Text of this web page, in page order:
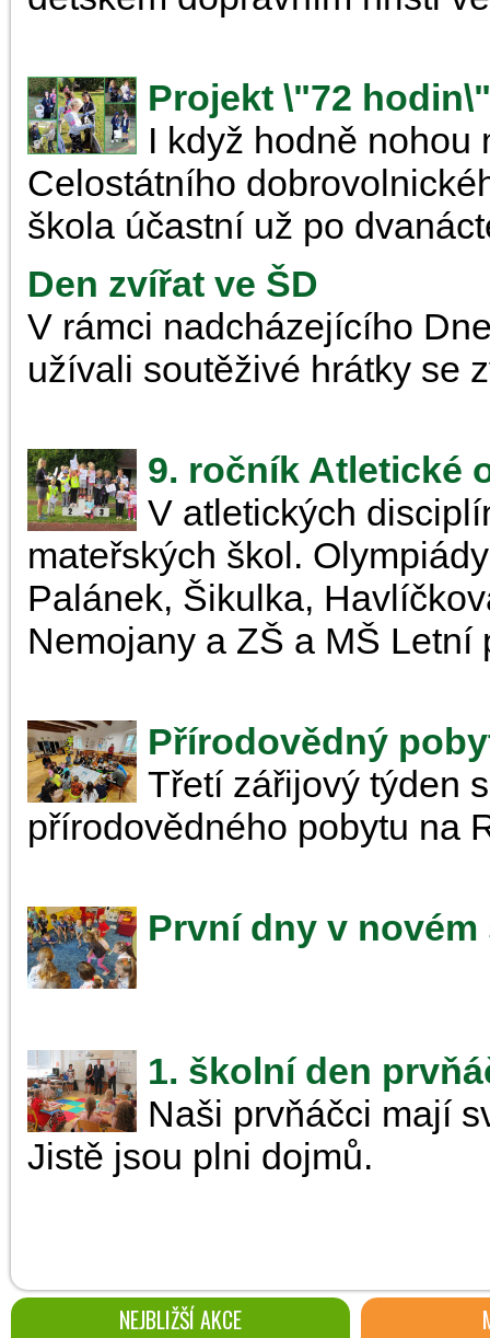
Projekt \"72 hodin\"
I když hodně nohou
Celostátního
škola účastní už po
Den zvířat ve ŠD
V rámci nadcházejícího
užívali soutěživé hrátky se
9. ročník Atletické
V atletických
mateřských škol.
Palánek, Šikulka,
Nemojany a ZŠ a MŠ Letní
Přírodovědný
Třetí zářijový týden
přírodovědného pobytu na
První dny v
1. školní den
Naši prvňáčci mají
Jistě jsou plni dojmů.
NEJBLIŽŠÍ AKCE